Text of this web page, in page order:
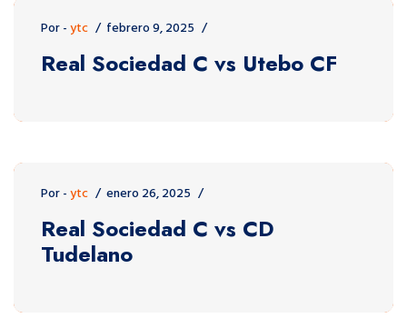
Por -ytc febrero 9, 2025
Real Sociedad C vs Utebo CF
Por -ytc enero 26, 2025
Real Sociedad C vs CD
Tudelano